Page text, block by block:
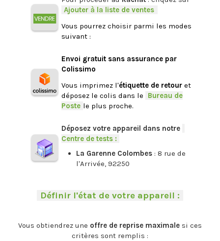
Ajouter à la liste de ventes
Vous pourrez choisir parmi les modes
suivant :
Envoi gratuit sans assurance par
Colissimo
Vous imprimez l'étiquette de retour et
déposez le colis dans le
Bureau de
Poste le plus proche.
Déposez votre appareil dans notre
Centre de tests :
La Garenne Colombes : 8 rue de
l'Arrivée, 92250
Définir l'état de votre appareil :
Vous obtiendrez une offre de reprise maximale si ces
critères sont remplis :